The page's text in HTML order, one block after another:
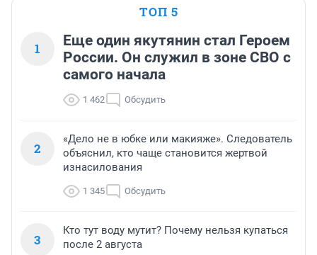
ТОП 5
1
Еще один якутянин стал Героем
России. Он служил в зоне СВО с
самого начала
1 462 Обсудить
2
«Дело не в юбке или макияже». Следователь
объяснил, кто чаще становится жертвой
изнасилования
1 345 Обсудить
3
Кто тут воду мутит? Почему нельзя купаться
после 2 августа